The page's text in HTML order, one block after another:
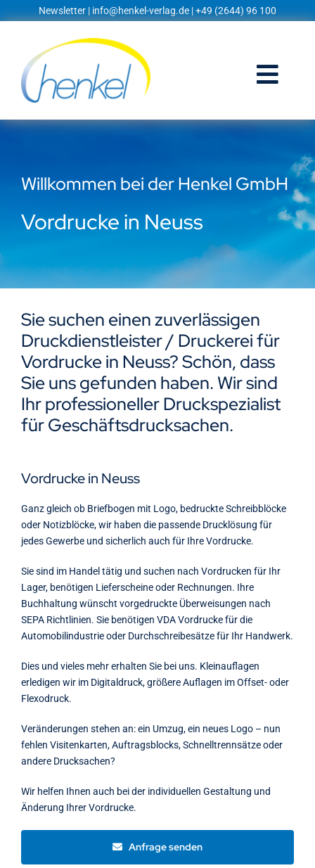
Inhalt
Newsletter | info@henkel-verlag.de | +49 (2644) 96 100
Startseite
Techniklexikon
Kontakt
Willkommen bei der Henkel GmbH
Vordrucke in Neuss
Sie suchen einen zuverlässigen
Druckdienstleister / Druckerei für
Vordrucke in Neuss? Schön, dass
Sie uns gefunden haben. Wir sind
Ihr professioneller Druckspezialist
für Geschäftsdrucksachen.
Vordrucke in Neuss
Ganz gleich ob Briefbogen mit Logo, bedruckte Schreibblöcke
oder Notizblöcke, wir haben die passende Drucklösung für
jedes Gewerbe und sicherlich auch für Ihre Vordrucke.
Sie sind im Handel tätig und suchen nach Vordrucken für Ihr
Lager, benötigen Lieferscheine oder Rechnungen. Ihre
Buchhaltung wünscht vorgedruckte Überweisungen nach
SEPA Richtlinien. Sie benötigen VDA Vordrucke für die
Automobilindustrie oder Durchschreibesätze für Ihr Handwerk.
Dies und vieles mehr erhalten Sie bei uns. Kleinauflagen
erledigen wir im Digitaldruck, größere Auflagen im Offset- oder
Flexodruck.
Veränderungen stehen an: ein Umzug, ein neues Logo – nun
fehlen Visitenkarten, Auftragsblocks, Schnelltrennsätze oder
andere Drucksachen?
Wir helfen Ihnen auch bei der individuellen Gestaltung und
Änderung Ihrer Vordrucke.
Anfrage senden